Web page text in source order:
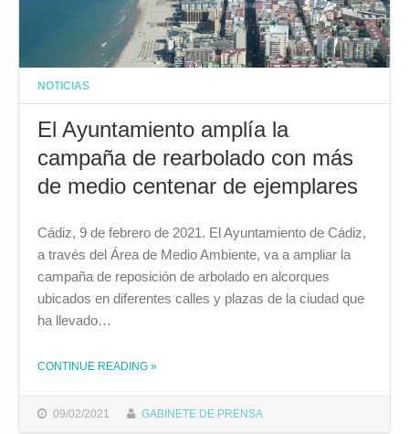
NOTICIAS
El Ayuntamiento amplía la
campaña de rearbolado con más
de medio centenar de ejemplares
09/02/2021 GABINETE DE PRENSA
Cádiz, 9 de febrero de 2021. El Ayuntamiento de Cádiz,
a través del Área de Medio Ambiente, va a ampliar la
campaña de reposición de arbolado en alcorques
ubicados en diferentes calles y plazas de la ciudad que
ha llevado…
CONTINUE READING THE "EL AYUNTAMIENTO AMPLÍA LA CAMPAÑA DE REARBOLADO CON MÁS DE MEDIO CENTENAR DE EJEMPLARES"
»